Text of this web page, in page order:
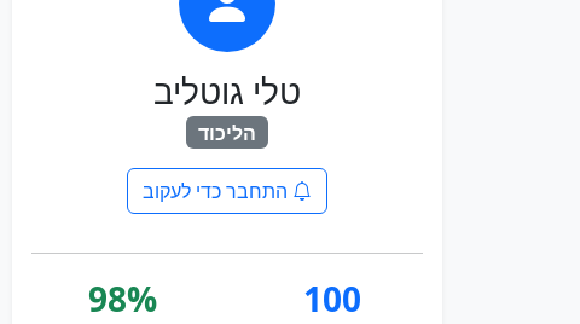
טלי גוטליב
הליכוד
התחבר כדי לעקוב
100
98%